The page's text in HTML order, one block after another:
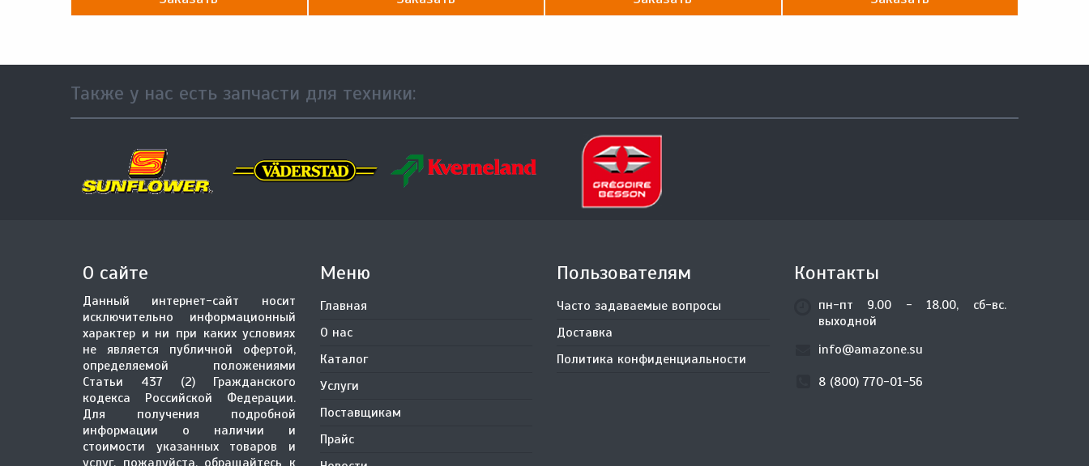
Также у нас есть запчасти для техники:
О сайте
Данный интернет-сайт носит
исключительно информационный
характер и ни при каких условиях
не является публичной офертой,
определяемой положениями
Статьи 437 (2) Гражданского
кодекса Российской Федерации.
Для получения подробной
информации о наличии и
стоимости указанных товаров и
услуг, пожалуйста, обращайтесь к
Меню
Главная
О нас
Каталог
Услуги
Поставщикам
Прайс
Пользователям
Часто задаваемые вопросы
Доставка
Политика конфиденциальности
Контакты
пн-пт 9.00 - 18.00, сб-вс.
выходной
info@amazone.su
8 (800) 770-01-56